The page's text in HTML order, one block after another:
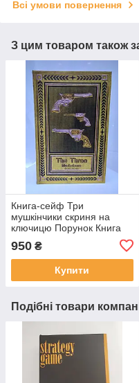
Всі умови повернення
З цим товаром також
Книга-сейф Три
мушкінчики скриня на
ключицю Порунок Книга
книга сейф Три
Мушкетера
950 ₴
Купити
Подібні товари